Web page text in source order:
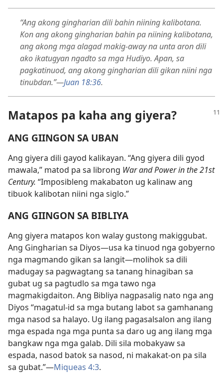
“Ang akong gingharian dili bahin niining kalibotana.
Kon ang akong gingharian bahin pa niining kalibotana,
ang akong mga alagad makig-away na unta aron dili
ako ikatugyan ngadto sa mga Hudiyo. Apan, sa
pagkatinuod, ang akong gingharian dili gikan niini nga
tinubdan.”​—Juan 18:36.
Matapos pa kaha ang giyera?
ANG GIINGON SA UBAN
Ang giyera dili gayod kalikayan. “Ang giyera dili gyod
mawala,” matod pa sa librong War and Power in the 21st
Century. “Imposibleng makabaton ug kalinaw ang
tibuok kalibotan niini nga siglo.”
ANG GIINGON SA BIBLIYA
Ang giyera matapos kon walay gustong makiggubat.
Ang Gingharian sa Diyos​—usa ka tinuod nga gobyerno
nga magmando gikan sa langit—​molihok sa dili
madugay sa pagwagtang sa tanang hinagiban sa
gubat ug sa pagtudlo sa mga tawo nga
magmakigdaiton. Ang Bibliya nagpasalig nato nga ang
Diyos “magatul-id sa mga butang labot sa gamhanang
mga nasod sa halayo. Ug ilang pagasalsalon ang ilang
mga espada nga mga punta sa daro ug ang ilang mga
bangkaw nga mga galab. Dili sila mobakyaw sa
espada, nasod batok sa nasod, ni makakat-on pa sila
sa gubat.”​—Miqueas 4:3.